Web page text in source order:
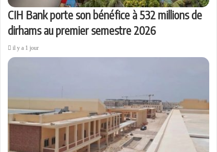
CIH Bank porte son bénéfice à 532 millions de
dirhams au premier semestre 2026
il y a 1 jour